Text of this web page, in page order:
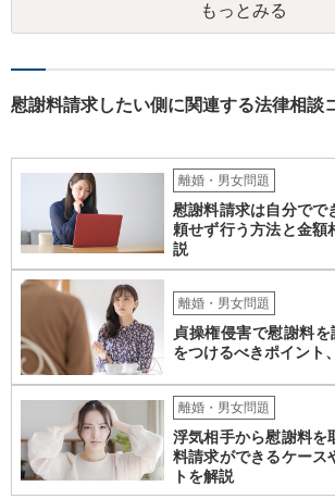
もっとみる
慰謝料請求したい側に関連する法律相談
離婚・男女問題
慰謝料請求は自分でで
頼せず行う方法と金額
説
離婚・男女問題
貞操権侵害で慰謝料
をつけるべきポイント
離婚・男女問題
浮気相手から慰謝料を
料請求ができるケース
トを解説